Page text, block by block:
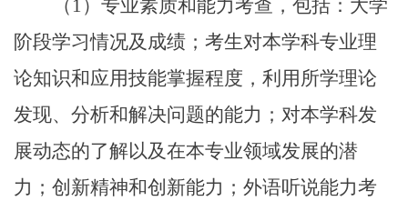
（1）专业素质和能力考查，包括：大学
阶段学习情况及成绩；考生对本学科专业理
论知识和应用技能掌握程度，利用所学理论
发现、分析和解决问题的能力；对本学科发
展动态的了解以及在本专业领域发展的潜
力；创新精神和创新能力；外语听说能力考